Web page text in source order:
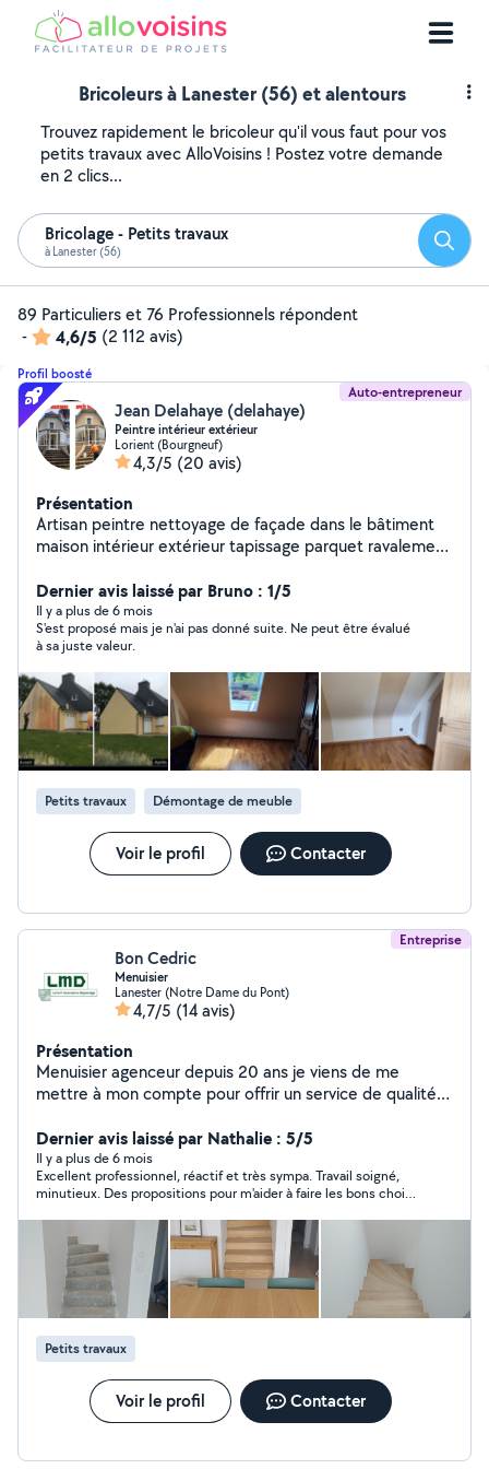
Bricoleurs à Lanester (56) et alentours
Trouvez rapidement le bricoleur qu'il vous faut pour vos
petits travaux avec AlloVoisins ! Postez votre demande
en 2 clics...
Bricolage - Petits travaux
à Lanester (56)
89 Particuliers et 76 Professionnels répondent
-
4,6/5 (2 112 avis)
Profil boosté
Auto-entrepreneur
Jean Delahaye (delahaye)
Peintre intérieur extérieur
Lorient (Bourgneuf)
4,3/5 (20 avis)
Présentation
Artisan peintre nettoyage de façade dans le bâtiment
maison intérieur extérieur tapissage parquet ravalement
réparation ardoise tuile gouttière toiture, peinture de
tuiles et pause et déposer des gouttières pose ardoise
recoloration de tuiles et mur petite maçonnerie je suis à
Dernier avis laissé par Bruno : 1/5
Il y a plus de 6 mois
S'est proposé mais je n'ai pas donné suite. Ne peut être évalué
à sa juste valeur.
Petits travaux Démontage de meuble
Voir le profil Contacter
Entreprise
Bon Cedric
Menuisier
Lanester (Notre Dame du Pont)
4,7/5 (14 avis)
Présentation
Menuisier agenceur depuis 20 ans je viens de me
mettre à mon compte pour offrir un service de qualité
Pose parquet Pose étagères Dépannage menuiserie
extérieur et volet Restauration et rénovation de
menuiserie Liste non exhaustive, n'hésitez pas à
demander
Dernier avis laissé par Nathalie : 5/5
Il y a plus de 6 mois
Excellent professionnel, réactif et très sympa. Travail soigné,
minutieux. Des propositions pour m'aider à faire les bons choix
qui amènera d'autres prestations dans un avenir très proche.
Merci Cédric.
Petits travaux
Voir le profil Contacter